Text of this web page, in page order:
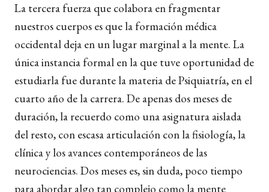
La tercera fuerza que colabora en fragmentar
nuestros cuerpos es que la formación médica
occidental deja en un lugar marginal a la mente. La
única instancia formal en la que tuve oportunidad de
estudiarla fue durante la materia de Psiquiatría, en el
cuarto año de la carrera. De apenas dos meses de
duración, la recuerdo como una asignatura aislada
del resto, con escasa articulación con la fisiología, la
clínica y los avances contemporáneos de las
neurociencias. Dos meses es, sin duda, poco tiempo
para abordar algo tan complejo como la mente